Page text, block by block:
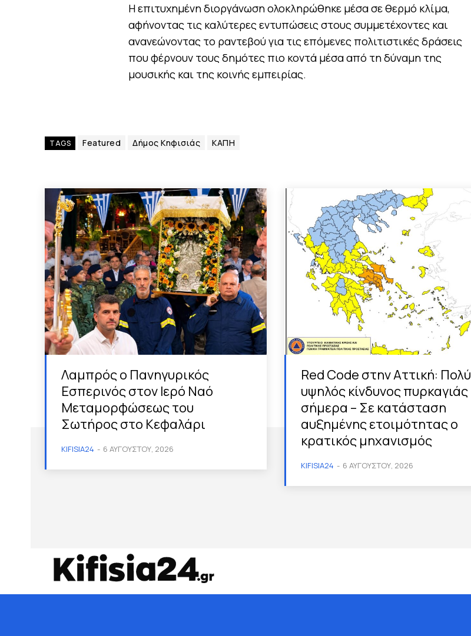
Η επιτυχημένη διοργάνωση ολοκληρώθηκε μέσα σε θερμό κλίμα,
αφήνοντας τις καλύτερες εντυπώσεις στους συμμετέχοντες και
ανανεώνοντας το ραντεβού για τις επόμενες πολιτιστικές δράσεις
που φέρνουν τους δημότες πιο κοντά μέσα από τη δύναμη της
μουσικής και της κοινής εμπειρίας.
TAGS Featured Δήμος Κηφισιάς ΚΑΠΗ
Λαμπρός ο Πανηγυρικός
Εσπερινός στον Ιερό Ναό
Μεταμορφώσεως του
Σωτήρος στο Κεφαλάρι
KIFISIA24 - 6 ΑΥΓΟΎΣΤΟΥ, 2026
Red Code στην Αττική: Πολύ
υψηλός κίνδυνος πυρκαγιάς
σήμερα – Σε κατάσταση
αυξημένης ετοιμότητας ο
κρατικός μηχανισμός
KIFISIA24 - 6 ΑΥΓΟΎΣΤΟΥ, 2026